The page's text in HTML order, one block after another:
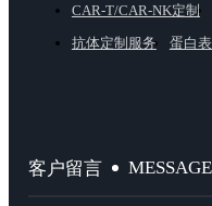
CAR-T/CAR-NK定制
抗体定制服务
蛋白
客户留言 MESSAGE